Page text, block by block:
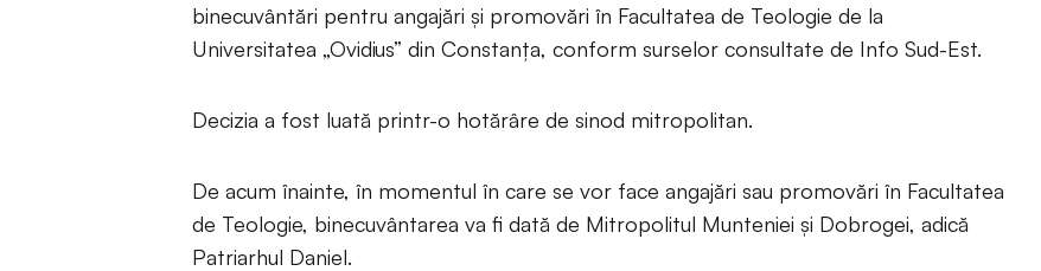
binecuvântări pentru angajări și promovări în Facultatea de Teologie de la
Universitatea „Ovidius” din Constanța, conform surselor consultate de Info Sud-Est.
Decizia a fost luată printr-o hotărâre de sinod mitropolitan.
De acum înainte, în momentul în care se vor face angajări sau promovări în Facultatea
de Teologie, binecuvântarea va fi dată de Mitropolitul Munteniei și Dobrogei, adică
Patriarhul Daniel.